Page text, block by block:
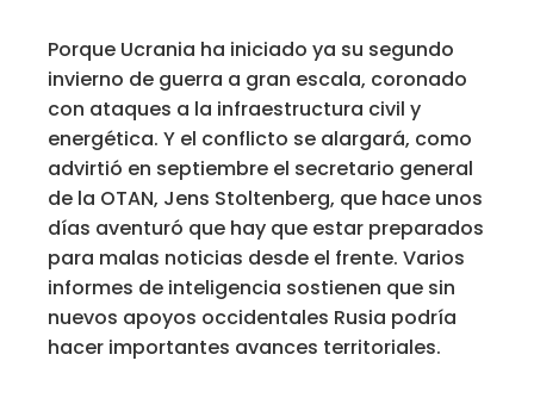
Porque Ucrania ha iniciado ya su segundo
invierno de guerra a gran escala, coronado
con ataques a la infraestructura civil y
energética. Y el conflicto se alargará, como
advirtió en septiembre el secretario general
de la OTAN, Jens Stoltenberg, que hace unos
días aventuró que hay que estar preparados
para malas noticias desde el frente. Varios
informes de inteligencia sostienen que sin
nuevos apoyos occidentales Rusia podría
hacer importantes avances territoriales.